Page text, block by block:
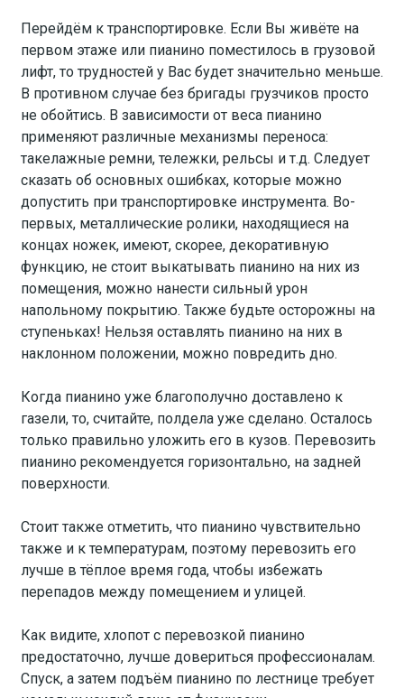
Перейдём к транспортировке. Если Вы живёте на
первом этаже или пианино поместилось в грузовой
лифт, то трудностей у Вас будет значительно меньше.
В противном случае без бригады грузчиков просто
не обойтись. В зависимости от веса пианино
применяют различные механизмы переноса:
такелажные ремни, тележки, рельсы и т.д. Следует
сказать об основных ошибках, которые можно
допустить при транспортировке инструмента. Во-
первых, металлические ролики, находящиеся на
концах ножек, имеют, скорее, декоративную
функцию, не стоит выкатывать пианино на них из
помещения, можно нанести сильный урон
напольному покрытию. Также будьте осторожны на
ступеньках! Нельзя оставлять пианино на них в
наклонном положении, можно повредить дно.
Когда пианино уже благополучно доставлено к
газели, то, считайте, полдела уже сделано. Осталось
только правильно уложить его в кузов. Перевозить
пианино рекомендуется горизонтально, на задней
поверхности.
Стоит также отметить, что пианино чувствительно
также и к температурам, поэтому перевозить его
лучше в тёплое время года, чтобы избежать
перепадов между помещением и улицей.
Как видите, хлопот с перевозкой пианино
предостаточно, лучше довериться профессионалам.
Спуск, а затем подъём пианино по лестнице требует